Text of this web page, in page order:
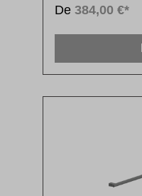
De 384,00 €*